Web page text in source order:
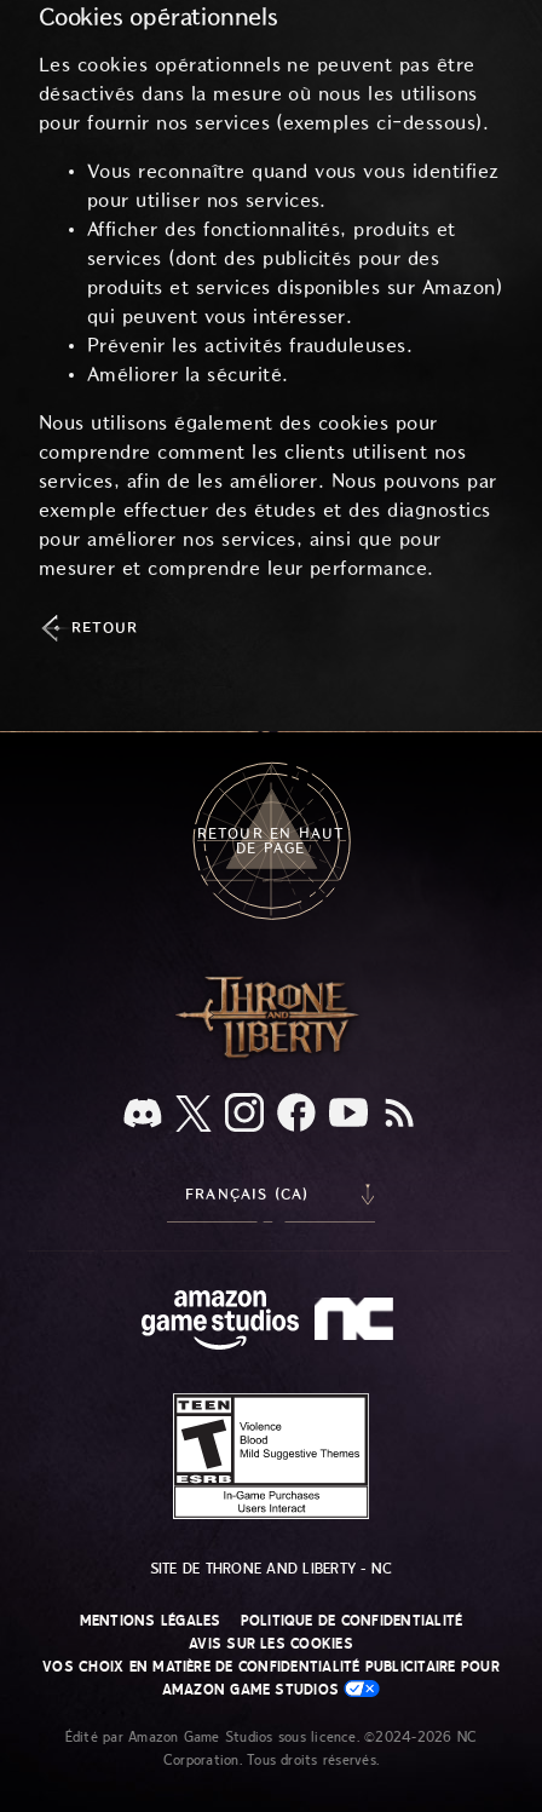
Cookies opérationnels
Les cookies opérationnels ne peuvent pas être
désactivés dans la mesure où nous les utilisons
pour fournir nos services (exemples ci-dessous).
Vous reconnaître quand vous vous identifiez
pour utiliser nos services.
Afficher des fonctionnalités, produits et
services (dont des publicités pour des
produits et services disponibles sur Amazon)
qui peuvent vous intéresser.
Prévenir les activités frauduleuses.
Améliorer la sécurité.
Nous utilisons également des cookies pour
comprendre comment les clients utilisent nos
services, afin de les améliorer. Nous pouvons par
exemple effectuer des études et des diagnostics
pour améliorer nos services, ainsi que pour
mesurer et comprendre leur performance.
RETOUR
RETOUR EN HAUT
DE PAGE
FRANÇAIS (CA)
SITE DE THRONE AND LIBERTY - NC
MENTIONS LÉGALES
POLITIQUE DE CONFIDENTIALITÉ
AVIS SUR LES COOKIES
VOS CHOIX EN MATIÈRE DE CONFIDENTIALITÉ PUBLICITAIRE POUR
AMAZON GAME STUDIOS
Édité par Amazon Game Studios sous licence. ©2024-2026 NC
Corporation. Tous droits réservés.